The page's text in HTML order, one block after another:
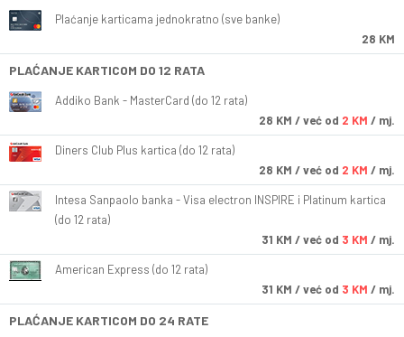
Plaćanje karticama jednokratno (sve banke)
28 KM
PLAĆANJE KARTICOM DO 12 RATA
Addiko Bank - MasterCard (do 12 rata)
28 KM / već od 2 KM / mj.
Diners Club Plus kartica (do 12 rata)
28 KM / već od 2 KM / mj.
Intesa Sanpaolo banka - Visa electron INSPIRE i Platinum kartica
(do 12 rata)
31 KM / već od 3 KM / mj.
American Express (do 12 rata)
31 KM / već od 3 KM / mj.
PLAĆANJE KARTICOM DO 24 RATE